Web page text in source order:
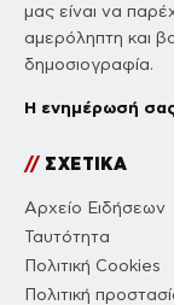
μας είναι να
αμερόληπτη και
δημοσιογραφία.
Η ενημέρωσή
//ΣΧΕΤΙΚΑ
Αρχείο Ειδήσεων
Ταυτότητα
Πολιτική Cookies
Πολιτική